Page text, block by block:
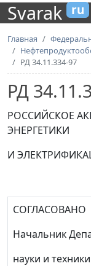
Svarak ru
Главная
РД 34.11.334-97
РД
РОССИЙСКОЕ
ЭНЕРГЕТИКИ
И
СОГЛАСОВАНО
Начальник
науки и техники